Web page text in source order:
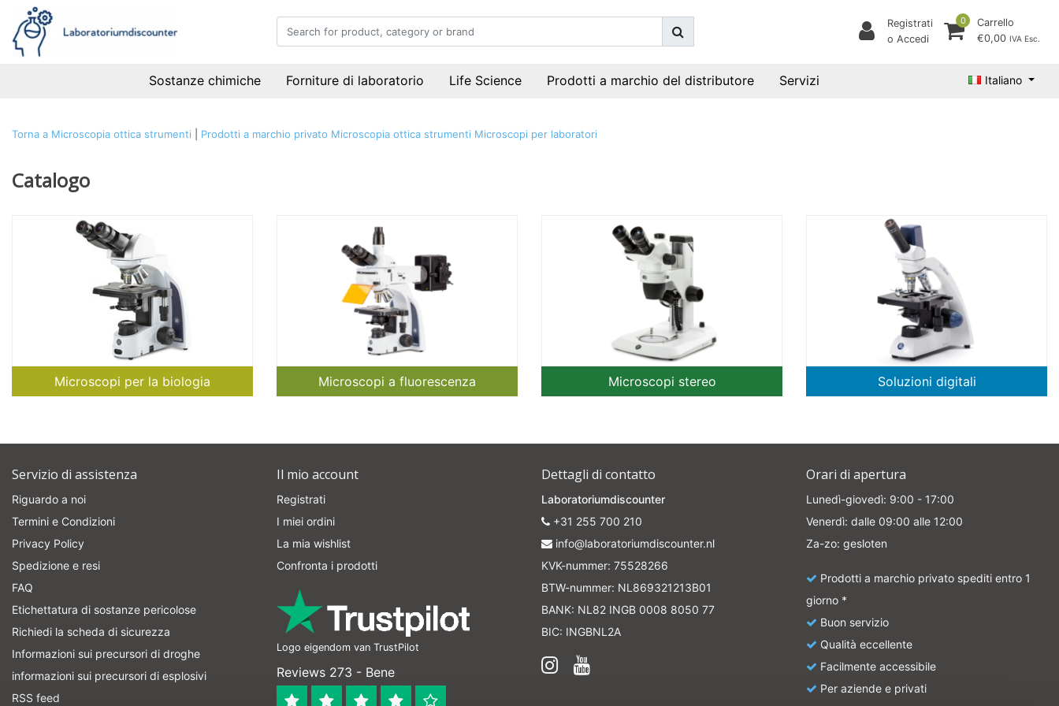
Registrati
o Accedi
0
Carrello
€0,00 IVA Esc.
Sostanze chimiche Forniture di laboratorio Life Science Prodotti a marchio del distributore Servizi Italiano
Torna a Microscopia ottica strumenti Prodotti a marchio privato Microscopia ottica strumenti Microscopi per laboratori
Catalogo
Microscopi per la biologia Microscopi a fluorescenza Microscopi stereo Soluzioni digitali
Servizio di assistenza
Riguardo a noi
Termini e Condizioni
Privacy Policy
Spedizione e resi
FAQ
Etichettatura di sostanze pericolose
Richiedi la scheda di sicurezza
Informazioni sui precursori di droghe
informazioni sui precursori di esplosivi
RSS feed
Il mio account
Registrati
I miei ordini
La mia wishlist
Confronta i prodotti
Logo eigendom van TrustPilot
Reviews 273 - Bene
Dettagli di contatto
Laboratoriumdiscounter
+31 255 700 210
info@laboratoriumdiscounter.nl
KVK-nummer: 75528266
BTW-nummer: NL869321213B01
BANK: NL82 INGB 0008 8050 77
BIC: INGBNL2A
Orari di apertura
Lunedì-giovedì: 9:00 - 17:00
Venerdì: dalle 09:00 alle 12:00
Za-zo: gesloten
Prodotti a marchio privato spediti entro 1
giorno *
Buon servizio
Qualità eccellente
Facilmente accessibile
Per aziende e privati